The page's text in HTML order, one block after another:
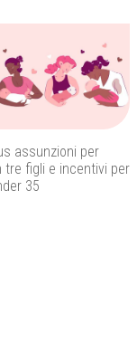
assunzioni per
tre figli e incentivi per
35